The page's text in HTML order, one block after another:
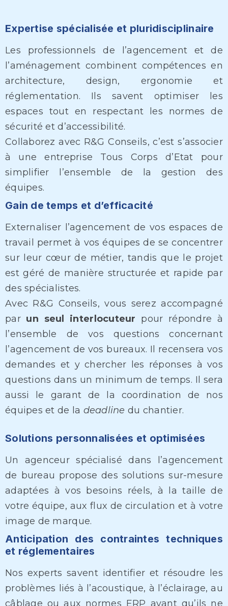
Expertise spécialisée et pluridisciplinaire
Les professionnels de l’agencement et de
l’aménagement combinent compétences en
architecture, design, ergonomie et
réglementation. Ils savent optimiser les
espaces tout en respectant les normes de
sécurité et d’accessibilité.
Collaborez avec R&G Conseils, c’est s’associer
à une entreprise Tous Corps d’Etat pour
simplifier l’ensemble de la gestion des
équipes.
Gain de temps et d’efficacité
Externaliser l’agencement de vos espaces de
travail permet à vos équipes de se concentrer
sur leur cœur de métier, tandis que le projet
est géré de manière structurée et rapide par
des spécialistes.
Avec R&G Conseils, vous serez accompagné
par un seul interlocuteur pour répondre à
l’ensemble de vos questions concernant
l’agencement de vos bureaux. Il recensera vos
demandes et y chercher les réponses à vos
questions dans un minimum de temps. Il sera
aussi le garant de la coordination de nos
équipes et de la deadline du chantier.
Solutions personnalisées et optimisées
Un agenceur spécialisé dans l’agencement
de bureau propose des solutions sur-mesure
adaptées à vos besoins réels, à la taille de
votre équipe, aux flux de circulation et à votre
image de marque.
Anticipation des contraintes techniques
et réglementaires
Nos experts savent identifier et résoudre les
problèmes liés à l’acoustique, à l’éclairage, au
câblage ou aux normes ERP avant qu’ils ne